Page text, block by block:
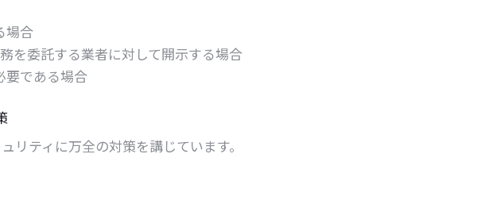
場合
を委託する業者に対して開示する場合
要である場合
リティに万全の対策を講じています。